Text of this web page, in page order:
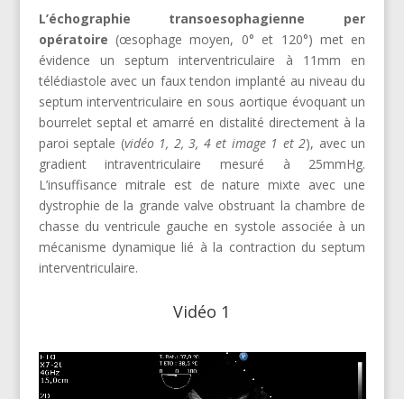
L’échographie transoesophagienne per
opératoire (œsophage moyen, 0° et 120°) met en
évidence un septum interventriculaire à 11mm en
télédiastole avec un faux tendon implanté au niveau du
septum interventriculaire en sous aortique évoquant un
bourrelet septal et amarré en distalité directement à la
paroi septale (vidéo 1, 2, 3, 4 et image 1 et 2), avec un
gradient intraventriculaire mesuré à 25mmHg.
L’insuffisance mitrale est de nature mixte avec une
dystrophie de la grande valve obstruant la chambre de
chasse du ventricule gauche en systole associée à un
mécanisme dynamique lié à la contraction du septum
interventriculaire.
Vidéo 1
Lecteur